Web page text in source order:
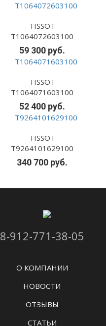
TISSOT
T1064072603100
59 300 руб.
TISSOT
T1064071603100
52 400 руб.
TISSOT
T9264101629100
340 700 руб.
8-912-771-38-05
О КОМПАНИИ
НОВОСТИ
ОТЗЫВЫ
СТАТЬИ